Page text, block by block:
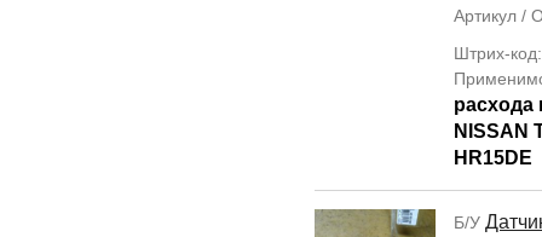
Артикул /
Штрих-
расхода
NISSAN
HR15DE
Б/У